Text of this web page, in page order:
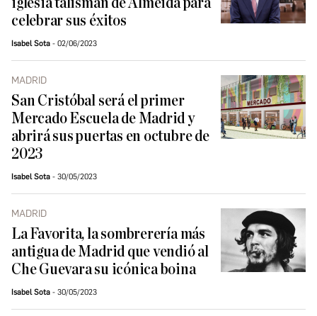
iglesia talismán de Almeida para
celebrar sus éxitos
Isabel Sota 02/06/2023
MADRID
San Cristóbal será el primer
Mercado Escuela de Madrid y
abrirá sus puertas en octubre de
2023
Isabel Sota 30/05/2023
MADRID
La Favorita, la sombrerería más
antigua de Madrid que vendió al
Che Guevara su icónica boina
Isabel Sota 30/05/2023